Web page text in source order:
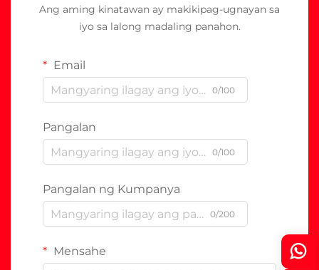
Ang aming kinatawan ay makikipag-ugnayan sa
iyo sa lalong madaling panahon.
Email
0/100
Pangalan
0/100
Pangalan ng Kumpanya
0/200
Mensahe